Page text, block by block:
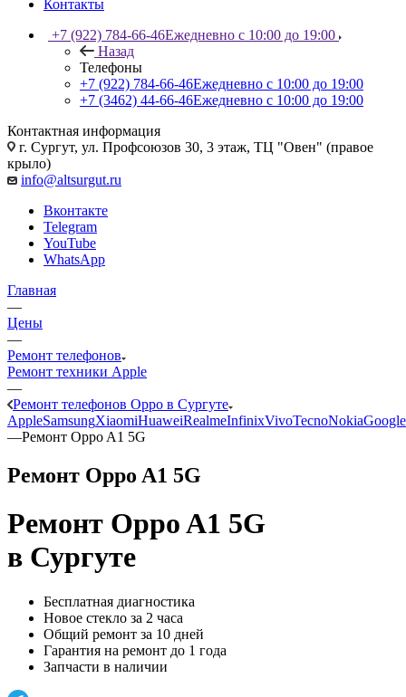
Контакты
+7 (922) 784-66-46Ежедневно с 10:00 до 19:00
Назад
Телефоны
+7 (922) 784-66-46Ежедневно с 10:00 до 19:00
+7 (3462) 44-66-46Ежедневно с 10:00 до 19:00
Контактная информация
г. Сургут, ул. Профсоюзов 30, 3 этаж, ТЦ "Овен" (правое
крыло)
info@altsurgut.ru
Вконтакте
Telegram
YouTube
WhatsApp
Главная
—
Цены
—
Ремонт телефонов
Ремонт техники Apple
—
Ремонт телефонов Oppo в Сургуте
AppleSamsungXiaomiHuaweiRealmeInfinixVivoTecnoNokiaGoogle
—Ремонт Oppo A1 5G
Ремонт Oppo A1 5G
Ремонт Oppo A1 5G
в Сургуте
Бесплатная диагностика
Новое стекло за 2 часа
Общий ремонт за 10 дней
Гарантия на ремонт до 1 года
Запчасти в наличии